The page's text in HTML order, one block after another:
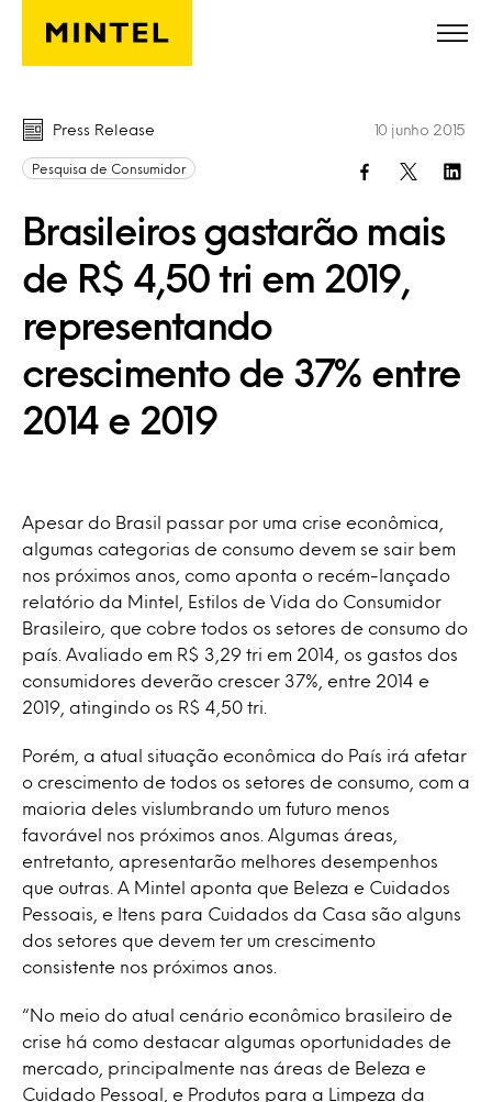
Skip to main content
Press Release
Pesquisa de Consumidor
Brasileiros gastarão mais
de R$ 4,50 tri em 2019,
representando
crescimento de 37% entre
2014 e 2019
10 junho 2015
Apesar do Brasil passar por uma crise econômica,
algumas categorias de consumo devem se sair bem
nos próximos anos, como aponta o recém-lançado
relatório da Mintel, Estilos de Vida do Consumidor
Brasileiro, que cobre todos os setores de consumo do
país. Avaliado em R$ 3,29 tri em 2014, os gastos dos
consumidores deverão crescer 37%, entre 2014 e
2019, atingindo os R$ 4,50 tri.
Porém, a atual situação econômica do País irá afetar
o crescimento de todos os setores de consumo, com a
maioria deles vislumbrando um futuro menos
favorável nos próximos anos. Algumas áreas,
entretanto, apresentarão melhores desempenhos
que outras. A Mintel aponta que Beleza e Cuidados
Pessoais, e Itens para Cuidados da Casa são alguns
dos setores que devem ter um crescimento
consistente nos próximos anos.
“No meio do atual cenário econômico brasileiro de
crise há como destacar algumas oportunidades de
mercado, principalmente nas áreas de Beleza e
Cuidado Pessoal, e Produtos para a Limpeza da